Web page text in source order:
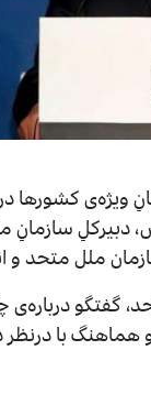
ویژه‌ی کشورها
آنتیوگوترش، دبیرکلِ
ملل متحد و
گفتگو درباره‌ی
هماهنگ با